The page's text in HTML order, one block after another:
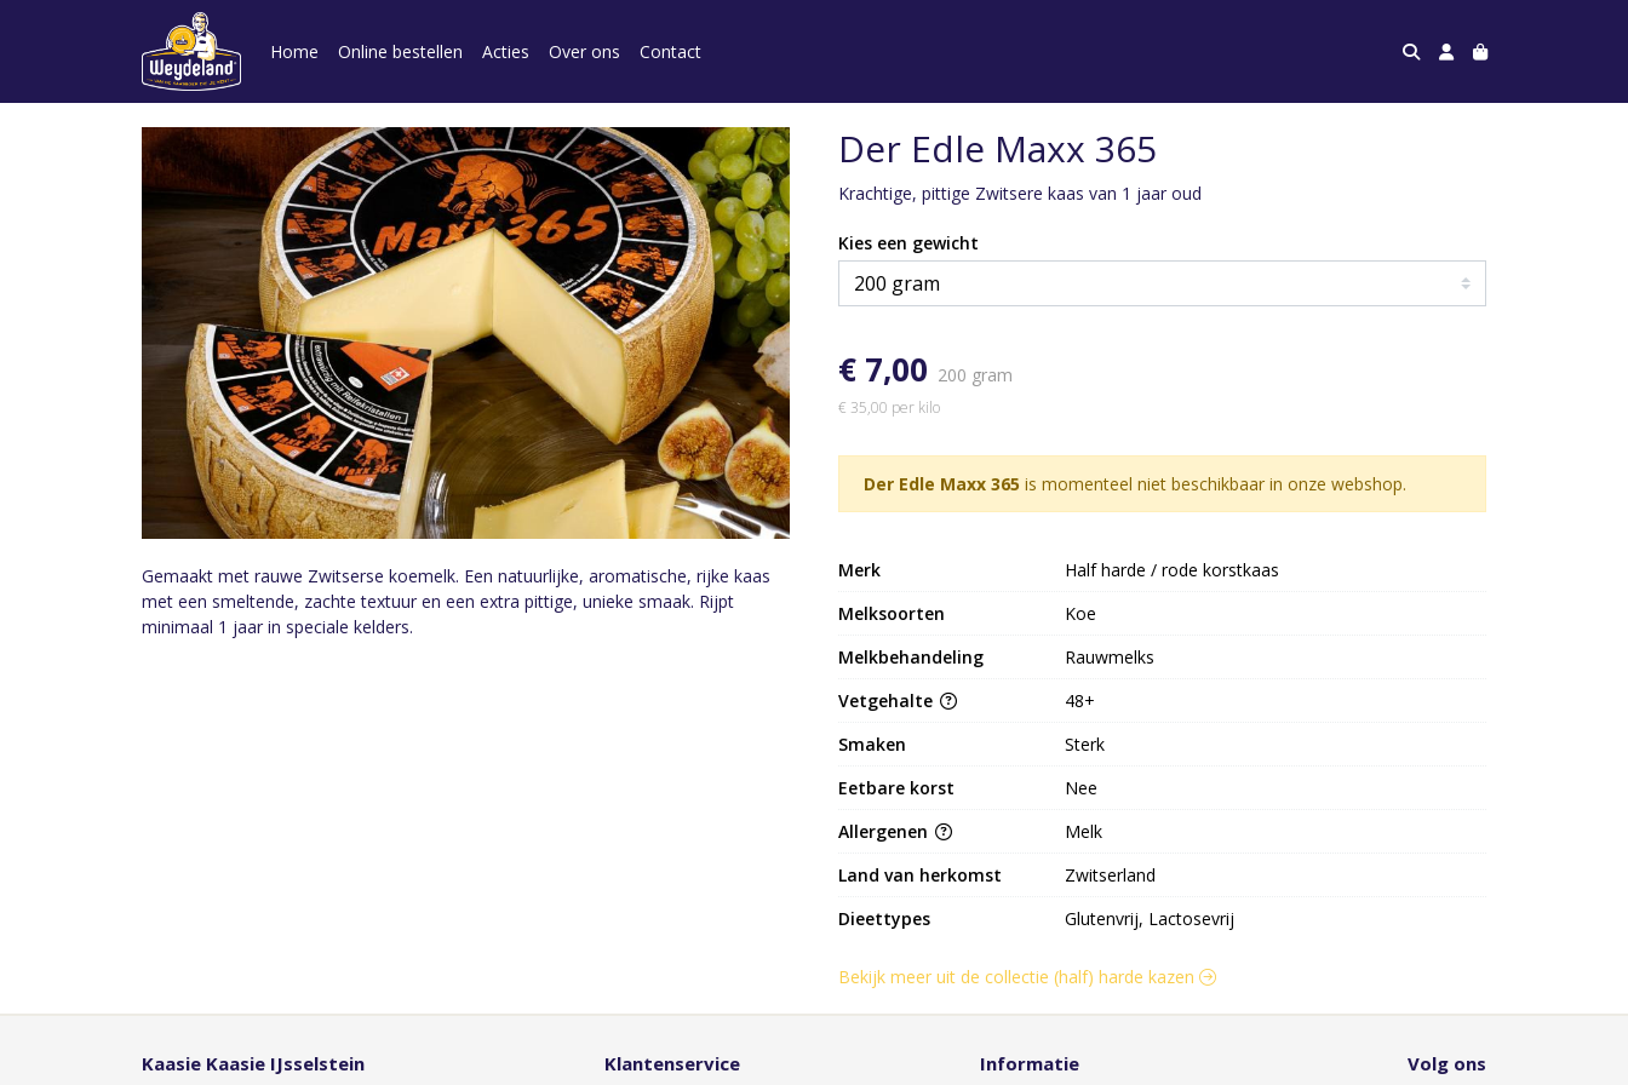
Home Online bestellen Acties Over ons Contact
Gemaakt met rauwe Zwitserse koemelk. Een natuurlijke, aromatische, rijke kaas
met een smeltende, zachte textuur en een extra pittige, unieke smaak. Rijpt
minimaal 1 jaar in speciale kelders.
Der Edle Maxx 365
Krachtige, pittige Zwitsere kaas van 1 jaar oud
Kies een gewicht
€ 7,00 200 gram
€ 35,00 per kilo
Der Edle Maxx 365 is momenteel niet beschikbaar in onze webshop.
Merk
Half harde / rode korstkaas
Melksoorten
Koe
Melkbehandeling
Rauwmelks
Vetgehalte
48+
Smaken
Sterk
Eetbare korst
Nee
Allergenen
Melk
Land van herkomst
Zwitserland
Dieettypes
Glutenvrij, Lactosevrij
Bekijk meer uit de collectie (half) harde kazen
Kaasie Kaasie IJsselstein Klantenservice Informatie Volg ons